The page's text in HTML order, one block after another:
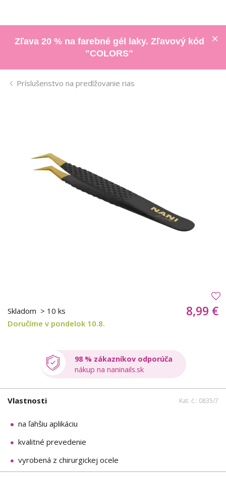
Zľava 20 % na farebné gél laky. Zľavový kód
"COLORS"
Príslušenstvo na predlžovanie rias
Skladom > 10 ks
Doručíme v pondelok 10.8.
8,99 €
98 % zákazníkov odporúča
nákup na naninails.sk
Vlastnosti Kat. č.: 0835/7
na ľahšiu aplikáciu
kvalitné prevedenie
vyrobená z chirurgickej ocele